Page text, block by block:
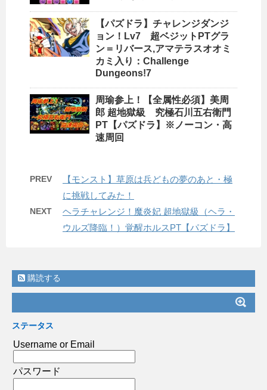
【パズドラ】チャレンジダンジ
ョン！Lv7 超ベジットPTグラ
ン＝リバース,アマテラスオオミ
カミ入り：Challenge
Dungeons!7
周瑜参上！【全属性必須】美周
郎 超地獄級 究極石川五右衛門
PT【パズドラ】※ノーコン・高
速周回
PREV
【モンスト】草原は兵どもの夢のあと・極
に挑戦してみた！
NEXT
ヘラチャレンジ！魔炎妃 超地獄級（ヘラ・
ウルズ降臨！）覚醒ホルスPT【パズドラ】
購読する
ステータス
Username or Email
パスワード